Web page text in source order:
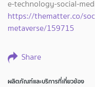
e-technology-social-
https://thematter.co/
metaverse/159715
Share
ผลิตภัณฑ์และบริการที่เกี่ยวข้อง